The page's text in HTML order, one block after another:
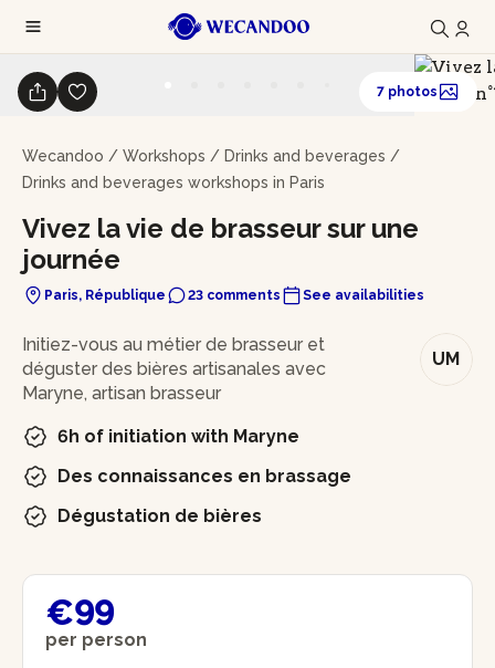
Wecandoo / Workshops / Drinks and beverages /
Drinks and beverages workshops in Paris
Vivez la vie de brasseur sur une
journée
Paris, République 23 comments See availabilities
7 photos
In brief
UM
Initiez-vous au métier de brasseur et
déguster des bières artisanales avec
Maryne, artisan brasseur
6h of initiation with Maryne
Des connaissances en brassage
Dégustation de bières
€99
per person